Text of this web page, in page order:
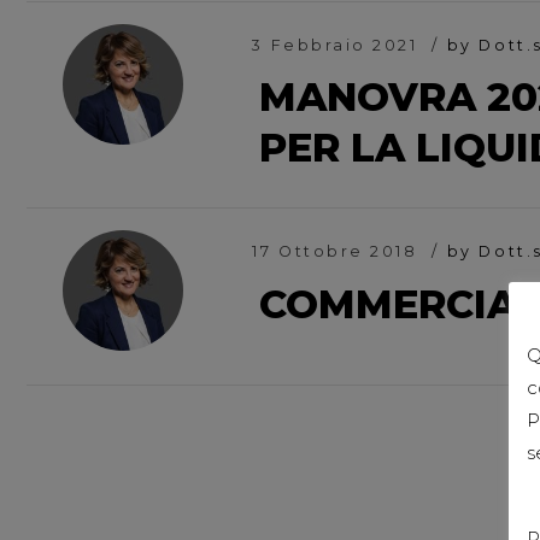
3 Febbraio 2021 by
MANOVRA
PER LA
17 Ottobre 2018 by